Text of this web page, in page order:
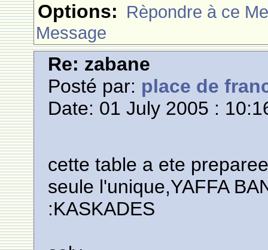
Options: Rèpondre à ce
Message
Re: zabane
Posté par: place de
Date: 01 July 2005 :
cette table a ete
seule l'unique,YAFFA
:KASKADES